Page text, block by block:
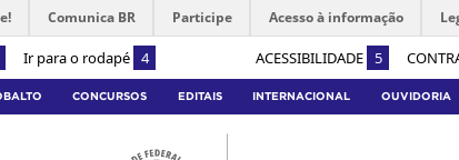
Ir para o rodapé 4 ACESSIBILIDADE 5
Comunica BR Participe Acesso à informação
CONCURSOS EDITAIS INTERNACIONAL OUVIDORIA